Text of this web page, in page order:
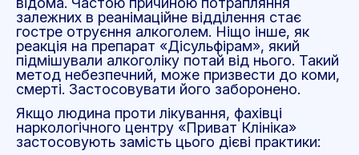
залежних в реанімаційне відділення стає
гостре отруєння алкоголем. Ніщо інше, як
реакція на препарат «Дісульфірам», який
підмішували алкоголіку потай від нього. Такий
метод небезпечний, може призвести до коми,
смерті. Застосовувати його заборонено.
Якщо людина проти лікування, фахівці
наркологічного центру «Приват Клініка»
застосовують замість цього дієві практики: